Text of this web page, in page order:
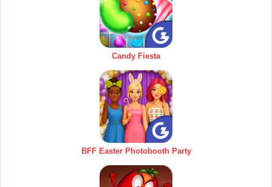
Candy Fiesta
BFF Easter Photobooth Party